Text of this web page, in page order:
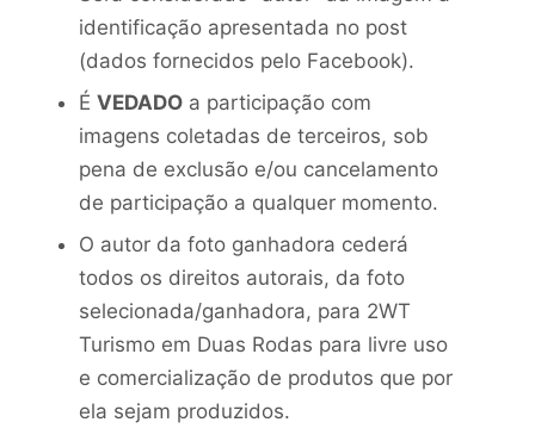
identificação apresentada no post
(dados fornecidos pelo Facebook).
É VEDADOa participação com
imagens coletadas de terceiros, sob
pena de exclusão e/ou cancelamento
de participação a qualquer momento.
O autor da foto ganhadora cederá
todos os direitos autorais, da foto
selecionada/ganhadora, para 2WT
Turismo em Duas Rodas para livre uso
e comercialização de produtos que por
ela sejam produzidos.